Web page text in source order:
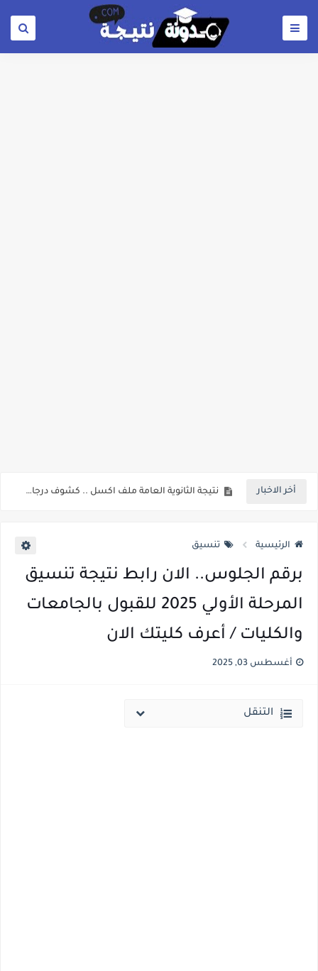
أخر الاخبار نتيجة الثانوية العامة ملف اكسل .. كشوف درجات طلاب الثانوية العامة 2026 جميع المدارس والمحافظات بالاسم ورقم الجلوس
الرئيسية تنسيق
برقم الجلوس.. الان رابط نتيجة تنسيق
المرحلة الأولي 2025 للقبول بالجامعات
والكليات / أعرف كليتك الان
أغسطس 03, 2025
التنقل